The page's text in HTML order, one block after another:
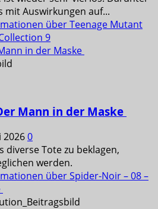
mit Auswirkungen auf...
über Teenage Mutant
9
in der Maske
Mann in der Maske
20260
diverse Tote zu beklagen,
werden.
über Spider-Noir – 08 –